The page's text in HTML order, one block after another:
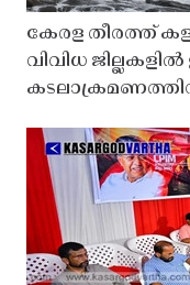
കേരള തീരത്ത്
വിവിധ